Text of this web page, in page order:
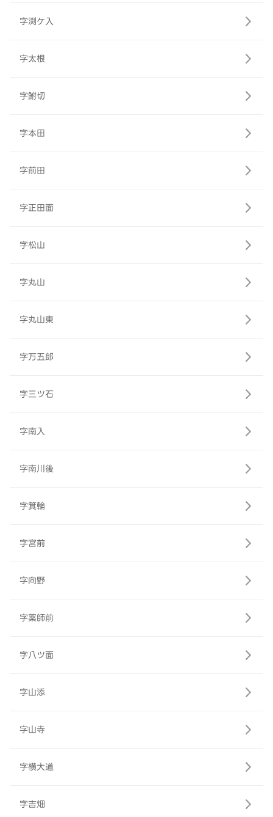
字渕ケ入
字太根
字鮒切
字本田
字前田
字正田面
字松山
字丸山
字丸山東
字万五郎
字三ツ石
字南入
字南川後
字箕輪
字宮前
字向野
字薬師前
字八ツ面
字山添
字山寺
字横大道
字吉畑